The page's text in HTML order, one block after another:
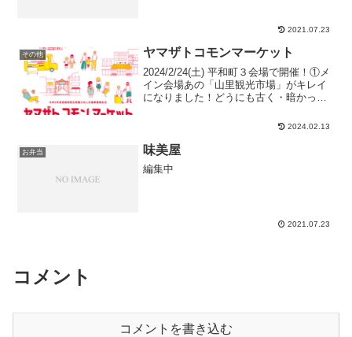
2021.07.23
その他 ヤマザトコモンマーケット
2024/2/24(土) 平和町３会場で開催！①メ
イン会場あの「山里観光市場」がキレイ
になりました！どうにも古く・暗かった
て、ご入居のテナントさんを募集しま
（新設...
2024.02.13
お弁当 味美屋
編集中
2021.07.23
コメント
コメントを書き込む